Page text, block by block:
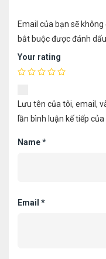
Email của bạn sẽ
bắt buộc được đánh dấu
Your rating
Lưu tên của tôi, email,
lần bình luận kế tiếp của
Name*
Email *